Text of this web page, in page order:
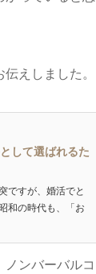
えしました。
して選ばれるた
ですが、婚活でと
和の時代も、「お
ンバーバルコ